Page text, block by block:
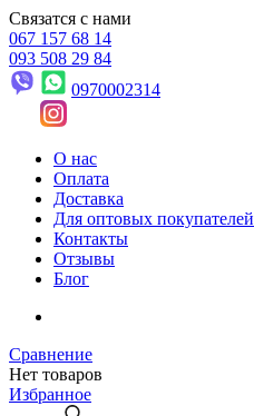
Связатся с нами
067 157 68 14
093 508 29 84
0970002314
О нас
Оплата
Доставка
Для оптовых покупателей
Контакты
Отзывы
Блог
Сравнение
Нет товаров
Избранное